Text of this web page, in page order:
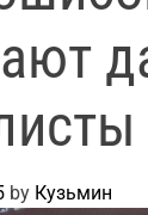
by Кузьмин